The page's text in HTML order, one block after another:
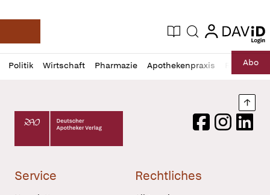
Deutsche Apotheker Zeitung
Aktuelle Ausgabe
Suche login
login
Politik Wirtschaft Pharmazie Apothekenpraxis RechtAbo
Profil
öffnen
Daz
Pur
Deutscher Apotheker Verlag Logo
FacebookInstagram
Service Rechtliches